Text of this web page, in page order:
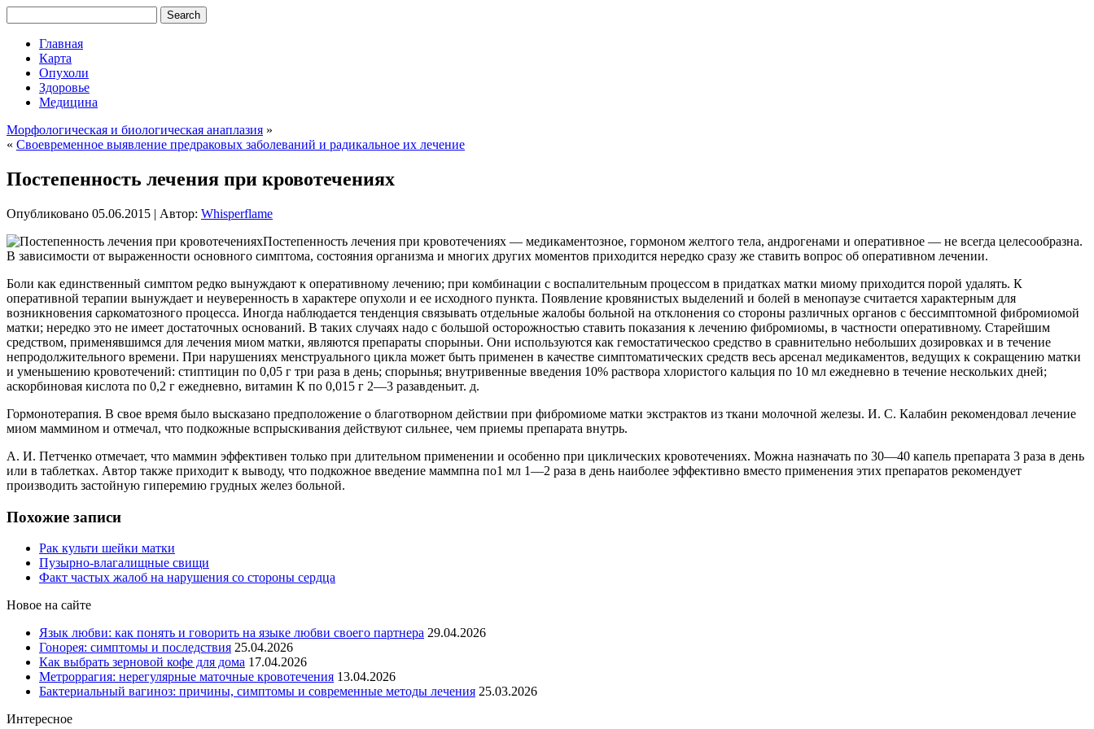
Главная
Карта
Опухоли
Здоровье
Медицина
Морфологическая и биологическая анаплазия »
« Своевременное выявление предраковых заболеваний и радикальное их лечение
Постепенность лечения при кровотечениях
Опубликовано 05.06.2015 | Автор: Whisperflame
Постепенность лечения при кровотечениях — медикаментозное, гормоном желтого тела, андрогенами и оперативное — не всегда целесообразна.
В зависимости от выраженности основного симптома, состояния организма и многих других моментов приходится нередко сразу же ставить вопрос об оперативном лечении.
Боли как единственный симптом редко вынуждают к оперативному лечению; при комбинации с воспалительным процессом в придатках матки миому приходится порой удалять. К
оперативной терапии вынуждает и неуверенность в характере опухоли и ее исходного пункта. Появление кровянистых выделений и болей в менопаузе считается характерным для
возникновения саркоматозного процесса. Иногда наблюдается тенденция связывать отдельные жалобы больной на отклонения со стороны различных органов с бессимптомной фибромиомой
матки; нередко это не имеет достаточных оснований. В таких случаях надо с большой осторожностью ставить показания к лечению фибромиомы, в частности оперативному. Старейшим
средством, применявшимся для лечения миом матки, являются препараты спорыньи. Они используются как гемостатическоо средство в сравнительно небольших дозировках и в течение
непродолжительного времени. При нарушениях менструального цикла может быть применен в качестве симптоматических средств весь арсенал медикаментов, ведущих к сокращению матки
и уменьшению кровотечений: стиптицин по 0,05 г три раза в день; спорынья; внутривенные введения 10% раствора хлористого кальция по 10 мл ежедневно в течение нескольких дней;
аскорбиновая кислота по 0,2 г ежедневно, витамин К по 0,015 г 2—3 разавденьит. д.
Гормонотерапия. В свое время было высказано предположение о благотворном действии при фибромиоме матки экстрактов из ткани молочной железы. И. С. Калабин рекомендовал лечение
миом маммином и отмечал, что подкожные вспрыскивания действуют сильнее, чем приемы препарата внутрь.
А. И. Петченко отмечает, что маммин эффективен только при длительном применении и особенно при циклических кровотечениях. Можна назначать по 30—40 капель препарата 3 раза в день
или в таблетках. Автор также приходит к выводу, что подкожное введение маммпна по1 мл 1—2 раза в день наиболее эффективно вместо применения этих препаратов рекомендует
производить застойную гиперемию грудных желез больной.
Похожие записи
Рак культи шейки матки
Пузырно-влагалищные свищи
Факт частых жалоб на нарушения со стороны сердца
Новое на сайте
Язык любви: как понять и говорить на языке любви своего партнера 29.04.2026
Гонорея: симптомы и последствия 25.04.2026
Как выбрать зерновой кофе для дома 17.04.2026
Метроррагия: нерегулярные маточные кровотечения 13.04.2026
Бактериальный вагиноз: причины, симптомы и современные методы лечения 25.03.2026
Интересное